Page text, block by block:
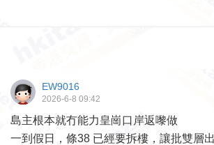
EW9016
2026-6-8 09:42
島主根本就冇能力皇崗口岸返嚟做
一到假日，條38 已經要拆樓，讓批雙層